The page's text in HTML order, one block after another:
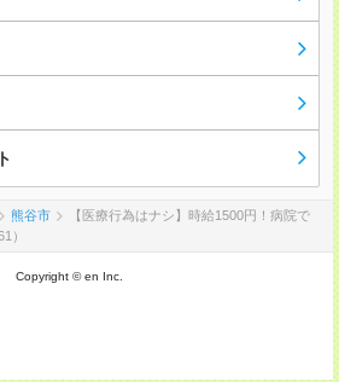
熊谷市
【医療行為はナシ】時給1500円！病院で
）
Copyright © en Inc.